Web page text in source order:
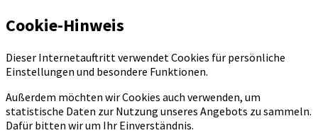
Cookie-Hinweis
Dieser Internetauftritt verwendet Cookies für persönliche
Einstellungen und besondere Funktionen.
Außerdem möchten wir Cookies auch verwenden, um
statistische Daten zur Nutzung unseres Angebots zu sammeln.
Dafür bitten wir um Ihr Einverständnis.